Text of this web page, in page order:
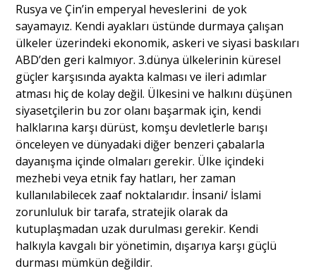
Rusya ve Çin’in emperyal heveslerini de yok
sayamayız. Kendi ayakları üstünde durmaya çalışan
ülkeler üzerindeki ekonomik, askeri ve siyasi baskıları
ABD’den geri kalmıyor. 3.dünya ülkelerinin küresel
güçler karşısında ayakta kalması ve ileri adımlar
atması hiç de kolay değil. Ülkesini ve halkını düşünen
siyasetçilerin bu zor olanı başarmak için, kendi
halklarına karşı dürüst, komşu devletlerle barışı
önceleyen ve dünyadaki diğer benzeri çabalarla
dayanışma içinde olmaları gerekir. Ülke içindeki
mezhebi veya etnik fay hatları, her zaman
kullanılabilecek zaaf noktalarıdır. İnsani/ İslami
zorunluluk bir tarafa, stratejik olarak da
kutuplaşmadan uzak durulması gerekir. Kendi
halkıyla kavgalı bir yönetimin, dışarıya karşı güçlü
durması mümkün değildir.